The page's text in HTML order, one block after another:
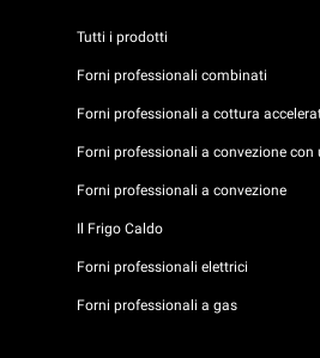
Tutti i prodotti
Forni professionali combinati
Forni professionali a cottura
Forni professionali a convezione con
Forni professionali a convezione
Il Frigo Caldo
Forni professionali elettrici
Forni professionali a gas